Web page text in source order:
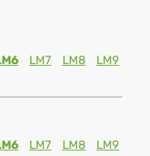
LM7 LM8
LM9
LM7 LM8
LM9